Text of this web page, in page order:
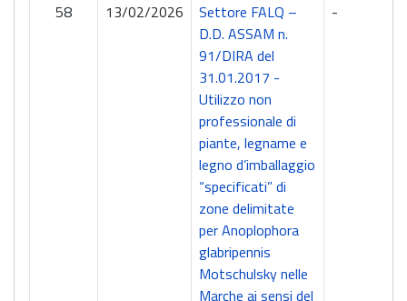
58 13/02/2026
Settore FALQ –
D.D. ASSAM n.
91/DIRA del
31.01.2017 -
Utilizzo non
professionale di
piante, legname e
legno d’imballaggio
“specificati” di
zone delimitate
per Anoplophora
glabripennis
Motschulsky nelle
Marche ai sensi del
-